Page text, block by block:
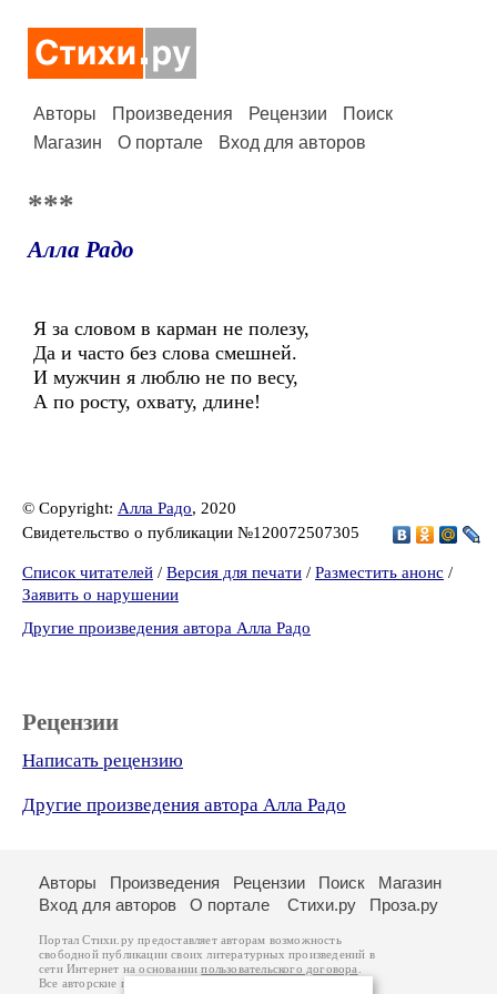
Авторы Произведения Рецензии
Поиск
Магазин
О портале Вход для авторов
***
Алла Радо
Я за словом в карман не полезу,
Да и часто без слова смешней.
И мужчин я люблю не по весу,
А по росту, охвату, длине!
© Copyright: Алла Радо, 2020
Свидетельство о публикации №120072507305
Список читателей / Версия для печати / Разместить анонс /
Заявить о нарушении
Другие произведения автора Алла Радо
Рецензии
Написать рецензию
Другие произведения автора Алла Радо
Авторы Произведения Рецензии Поиск
Магазин
Вход для авторов
О портале Стихи.ру Проза.ру
Портал Стихи.ру предоставляет авторам возможность
свободной публикации своих литературных произведений в
сети Интернет на основаниипользовательского договора
Все авторские права на произведения принадлежат авторам